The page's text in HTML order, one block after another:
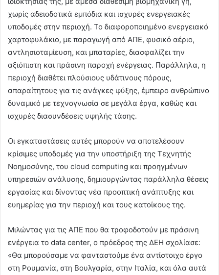
χωρίς αδειοδοτικά εμπόδια και ισχυρές ενεργειακές
υποδομές στην περιοχή. Το διαφοροποιημένο ενεργειακό
χαρτοφυλάκιο, με παραγωγή από ΑΠΕ, φυσικό αέριο,
αντλησιοταμίευση, και μπαταρίες, διασφαλίζει την
αξιόπιστη και πράσινη παροχή ενέργειας. Παράλληλα, η
περιοχή διαθέτει πλούσιους υδάτινους πόρους,
απαραίτητους για τις ανάγκες ψύξης, έμπειρο ανθρώπινο
δυναμικό με τεχνογνωσία σε μεγάλα έργα, καθώς και
ισχυρές διασυνδέσεις υψηλής τάσης.
Οι εγκαταστάσεις αυτές μπορούν να αποτελέσουν
κρίσιμες υποδομές για την υποστήριξη της Τεχνητής
Νοημοσύνης, του cloud computing και προηγμένων
υπηρεσιών ανάλυσης, δημιουργώντας παράλληλα θέσεις
εργασίας και δίνοντας νέα προοπτική ανάπτυξης και
ευημερίας για την περιοχή και τους κατοίκους της.
Μιλώντας για τις ΑΠΕ που θα τροφοδοτούν με πράσινη
ενέργεια το data center, ο πρόεδρος της ΔΕΗ σχολίασε:
«Θα μπορούσαμε να φανταστούμε ένα αντίστοιχο έργο
στη Ρουμανία, στη Βουλγαρία, στην Ιταλία, και όλα αυτά